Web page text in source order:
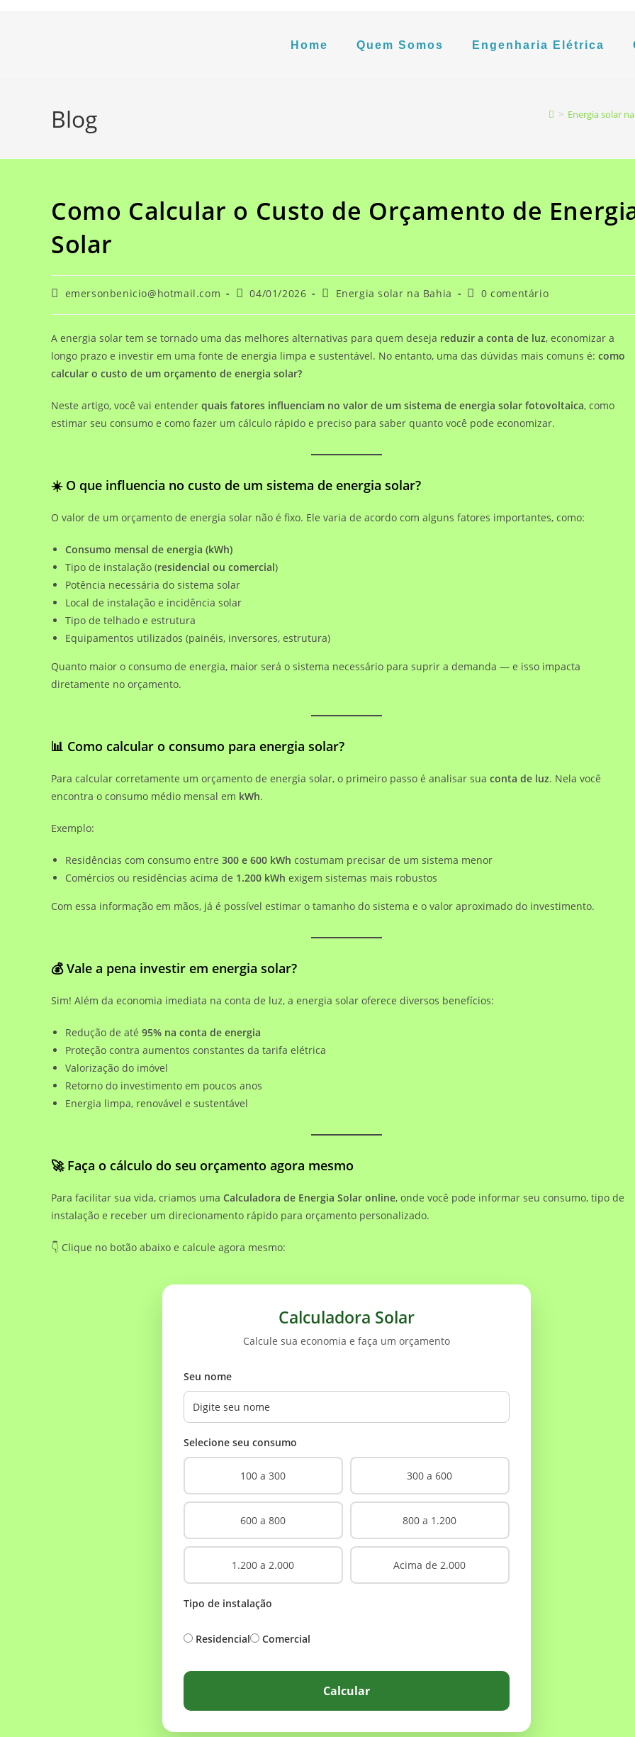
Home Quem Somos Engenharia Elétrica
Blog > Energia solar
Como Calcular o Custo de Orçamento de
Solar
emersonbenicio@hotmail.com 04/01/2026 Energia solar na Bahia 0 comentário
A energia solar tem se tornado uma das melhores alternativas para quem deseja reduzir a conta de luz, economizar a
longo prazo e investir em uma fonte de energia limpa e sustentável. No entanto, uma das dúvidas mais comuns é: como
calcular o custo de um orçamento de energia solar?
Neste artigo, você vai entender quais fatores influenciam no valor de um sistema de energia solar fotovoltaica, como
estimar seu consumo e como fazer um cálculo rápido e preciso para saber quanto você pode economizar.
☀️ O que influencia no custo de um sistema de energia solar?
O valor de um orçamento de energia solar não é fixo. Ele varia de acordo com alguns fatores importantes, como:
Consumo mensal de energia (kWh)
Tipo de instalação (residencial ou comercial)
Potência necessária do sistema solar
Local de instalação e incidência solar
Tipo de telhado e estrutura
Equipamentos utilizados (painéis, inversores, estrutura)
Quanto maior o consumo de energia, maior será o sistema necessário para suprir a demanda — e isso impacta
diretamente no orçamento.
📊 Como calcular o consumo para energia solar?
Para calcular corretamente um orçamento de energia solar, o primeiro passo é analisar sua conta de luz. Nela você
encontra o consumo médio mensal em kWh.
Exemplo:
Residências com consumo entre 300 e 600 kWh costumam precisar de um sistema menor
Comércios ou residências acima de 1.200 kWh exigem sistemas mais robustos
Com essa informação em mãos, já é possível estimar o tamanho do sistema e o valor aproximado do investimento.
💰 Vale a pena investir em energia solar?
Sim! Além da economia imediata na conta de luz, a energia solar oferece diversos benefícios:
Redução de até 95% na conta de energia
Proteção contra aumentos constantes da tarifa elétrica
Valorização do imóvel
Retorno do investimento em poucos anos
Energia limpa, renovável e sustentável
🚀 Faça o cálculo do seu orçamento agora mesmo
Para facilitar sua vida, criamos uma Calculadora de Energia Solar online, onde você pode informar seu consumo, tipo de
instalação e receber um direcionamento rápido para orçamento personalizado.
👇 Clique no botão abaixo e calcule agora mesmo:
Calculadora Solar
Calcule sua economia e faça um orçamento
Seu nome
Selecione seu consumo
100 a 300 300 a 600
600 a 800 800 a 1.200
1.200 a 2.000 Acima de 2.000
Tipo de instalação
Residencial Comercial
Calcular